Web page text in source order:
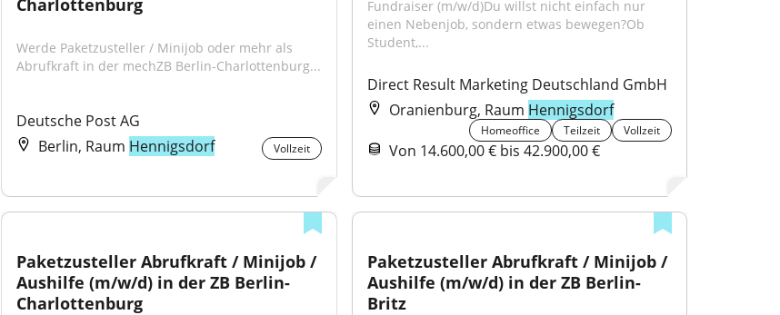
Charlottenburg
Werde Paketzusteller / Minijob oder mehr als
Abrufkraft in der mechZB Berlin-Charlottenburg...
Deutsche Post AG
Berlin, Raum Hennigsdorf Vollzeit
Fundraiser (m/w/d)Du willst nicht einfach nur
einen Nebenjob, sondern etwas bewegen?Ob
Student,...
Direct Result Marketing Deutschland GmbH
Oranienburg, Raum Hennigsdorf
Homeoffice Teilzeit Vollzeit
Von 14.600,00 € bis 42.900,00 €
Paketzusteller Abrufkraft / Minijob /
Aushilfe (m/w/d) in der ZB Berlin-
Charlottenburg
Paketzusteller Abrufkraft / Minijob /
Aushilfe (m/w/d) in der ZB Berlin-
Britz